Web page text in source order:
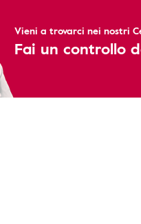
Vieni a trovarci nei nostri
Fai un controllo